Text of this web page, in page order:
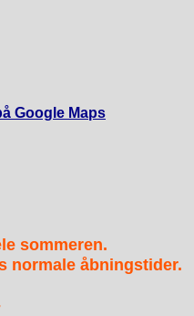
Google Maps
sommeren.
normale åbningstider.